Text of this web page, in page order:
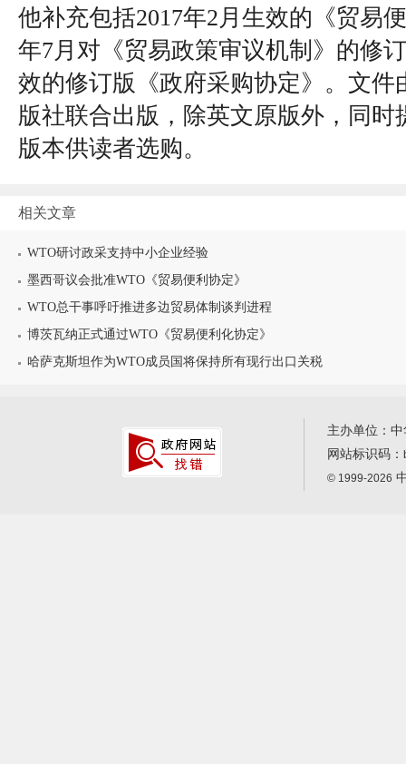
他补充包括2017年2月生效的《贸易
年7月对《贸易政策审议机制》的修
效的修订版《政府采购协定》。文件
版社联合出版，除英文原版外，同时
版本供读者选购。
相关文章
WTO研讨政采支持中小企业经验
墨西哥议会批准WTO《贸易便利协定》
WTO总干事呼吁推进多边贸易体制谈判进程
博茨瓦纳正式通过WTO《贸易便利化协定》
哈萨克斯坦作为WTO成员国将保持所有现行出口关税
主办单位：
网站标识码：
© 1999-2026